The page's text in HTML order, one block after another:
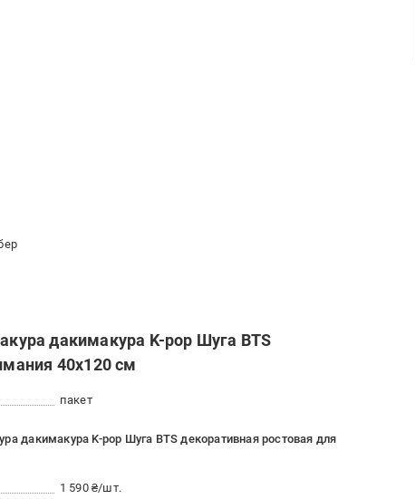
дакимакура K-pop Шуга BTS
40x120 см
пакет
дакимакура K-pop Шуга BTS декоративная ростовая для
1 590 ₴/шт.